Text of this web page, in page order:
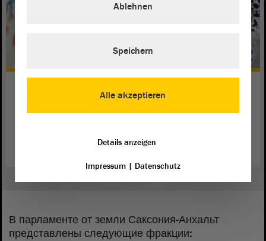
Открытый ландтаг
Посещения, выставки и многое другое в ландтаге.
В парламенте от земли Саксония-Анхальт
представлены следующие фракции:
Alle akzeptieren
Ablehnen
Speichern
Details anzeigen
Impressum| Datenschutz